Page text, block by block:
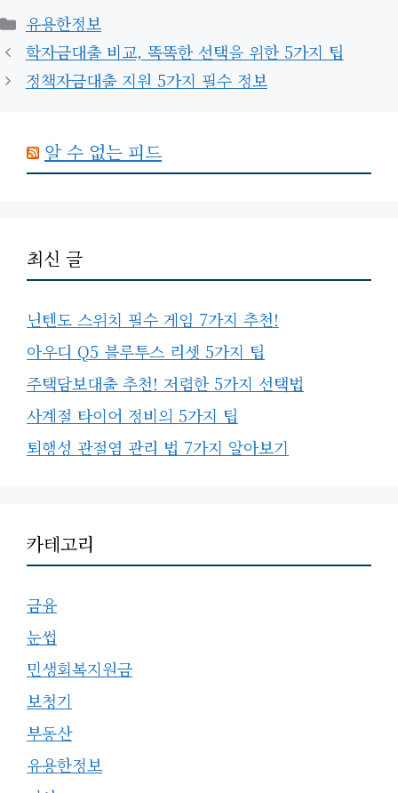
카
테
고
리
유용한정보
학자금대출 비교, 똑똑한 선택을 위한 5가지 팁
정책자금대출 지원 5가지 필수 정보
알 수 없는 피드
최신 글
닌텐도 스위치 필수 게임 7가지 추천!
아우디 Q5 블루투스 리셋 5가지 팁
주택담보대출 추천! 저렴한 5가지 선택법
사계절 타이어 정비의 5가지 팁
퇴행성 관절염 관리 법 7가지 알아보기
카테고리
금융
눈썹
민생회복지원금
보청기
부동산
유용한정보